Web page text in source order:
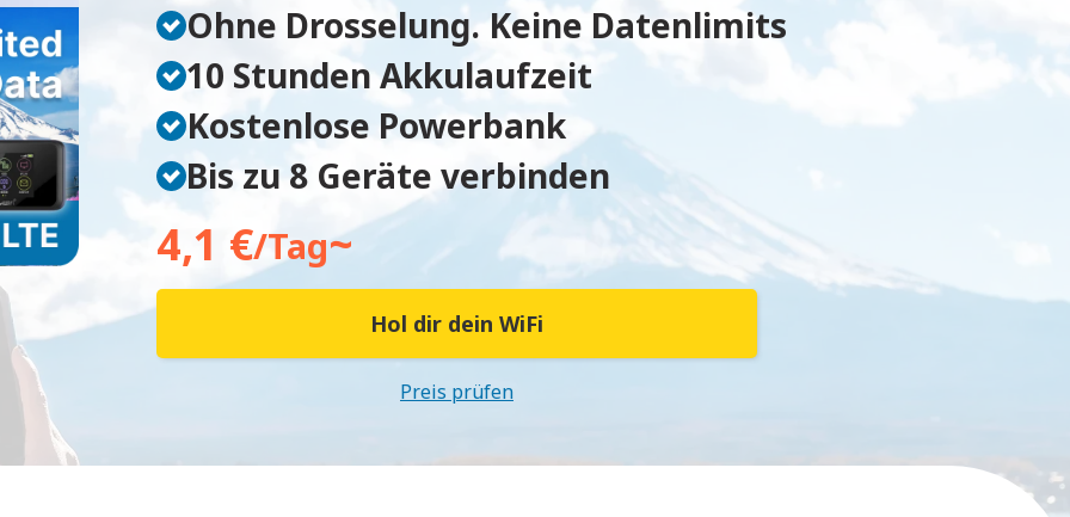
Ohne Drosselung. Keine Datenlimits
10 Stunden Akkulaufzeit
Kostenlose Powerbank
Bis zu 8 Geräte verbinden
4,1 €/Tag~
Hol dir dein WiFi
Preis prüfen